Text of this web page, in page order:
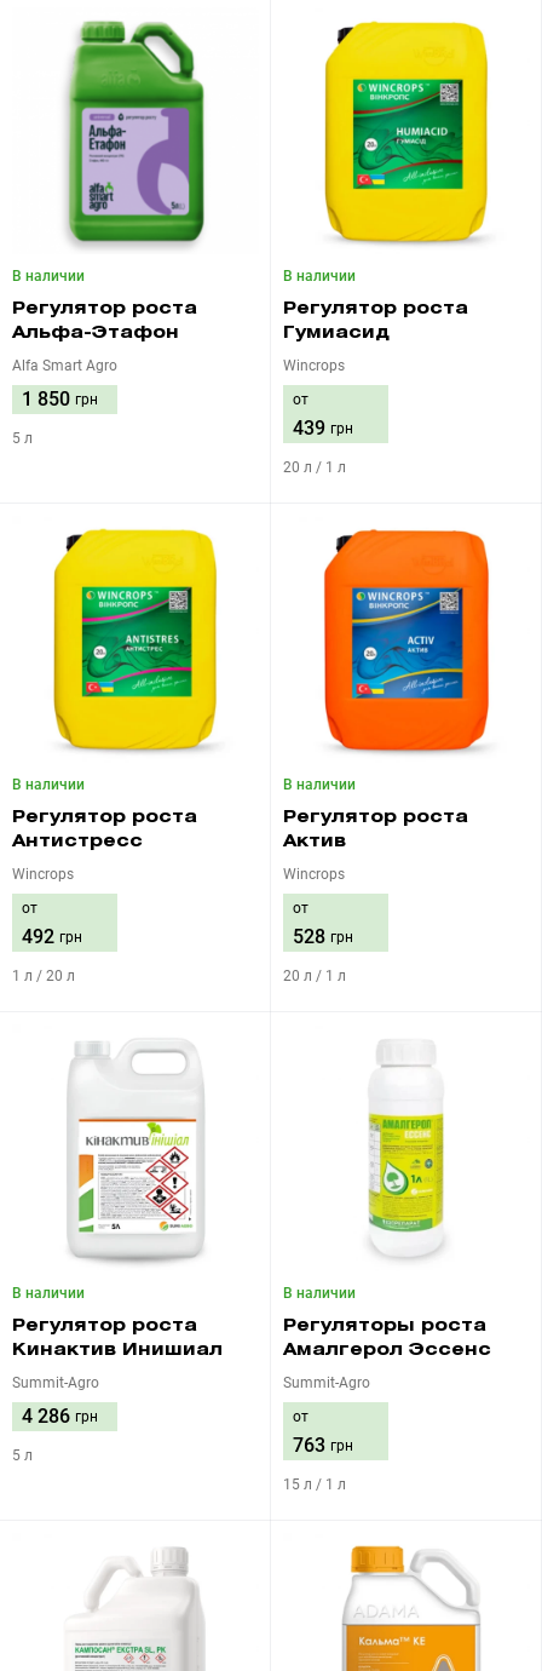
В наличии
Регулятор роста
Альфа-Этафон
Alfa Smart Agro
1 850 грн
5 л
В наличии
Регулятор роста
Гумиасид
Wincrops
от
439 грн
20 л / 1 л
В наличии
Регулятор роста
Антистресс
Wincrops
от
492 грн
1 л / 20 л
В наличии
Регулятор роста
Актив
Wincrops
от
528 грн
20 л / 1 л
В наличии
Регулятор роста
Кинактив Инишиал
Summit-Agro
4 286 грн
5 л
В наличии
Регуляторы роста
Амалгерол Эссенс
Summit-Agro
от
763 грн
15 л / 1 л